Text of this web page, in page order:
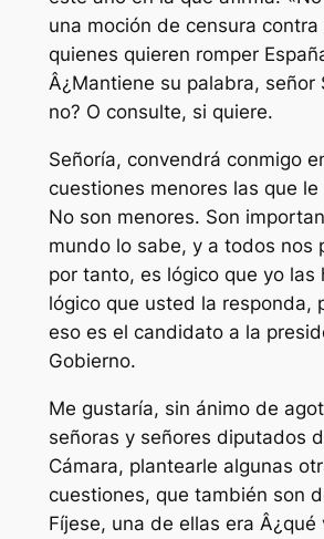
una moción de censura contra
quienes quieren romper
Â¿Mantiene su palabra, señor
no? O consulte, si quiere.
Señoría, convendrá conmigo
cuestiones menores las que
No son menores. Son
mundo lo sabe, y a todos nos
por tanto, es lógico que yo las
lógico que usted la responda,
eso es el candidato a la
Gobierno.
Me gustaría, sin ánimo de
señoras y señores diputados
Cámara, plantearle algunas
cuestiones, que también son
Fíjese, una de ellas era Â¿qué